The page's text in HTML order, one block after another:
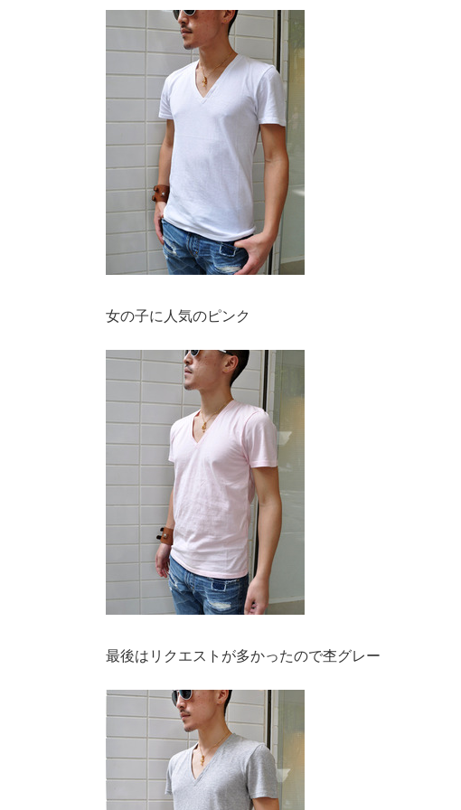
女の子に人気のピンク
最後はリクエストが多かったので杢グレー